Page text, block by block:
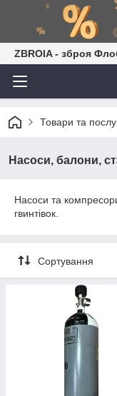
ZBROIA - зброя
Товари та
Насоси, балони,
Насоси та
гвинтівок.
Сортування